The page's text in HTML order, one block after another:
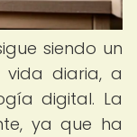
siendo un
vida diaria, a
digital. La
ya que ha